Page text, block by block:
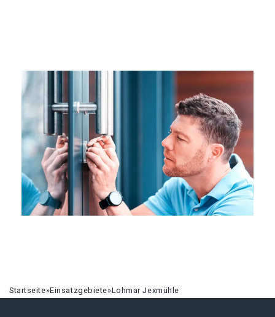
Startseite»Einsatzgebiete»Lohmar Jexmühle